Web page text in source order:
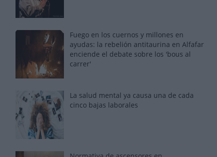
Fuego en los cuernos y millones en
ayudas: la rebelión antitaurina en Alfafar
enciende el debate sobre los 'bous al
carrer'
La salud mental ya causa una de cada
cinco bajas laborales